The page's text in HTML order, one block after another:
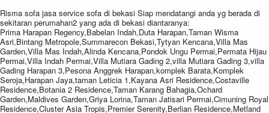
Risma sofa jasa service sofa di bekasi Siap mendatangi anda yg berada di
sekitaran perumahan2 yang ada di bekasi diantaranya:
Prima Harapan Regency,Babelan Indah,Duta Harapan,Taman Wisma
Asri,Bintang Metropole,Summarecon Bekasi,Tytyan Kencana,Villa Mas
Garden,Villa Mas Indah,Alinda Kencana,Pondok Ungu Permai,Permata Hijau
Permai,Villa Indah Permai,Villa Mutiara Gading 2,villa Mutiara Gading 3,villa
Gading Harapan 3,Pesona Anggrek Harapan,komplek Barata,Komplek
Seroja,Harapan Jaya,taman Leticia 1,Kayana Asri Residence,Costaville
Residence,Botania 2 Residence,Taman Karang Bahagia,Ochard
Garden,Maldives Garden,Griya Lorina,Taman Jatisari Permai,Cimuning Royal
Residence,Cluster Asia Tropis,Premier Serenity,Berlian Residence,Metland